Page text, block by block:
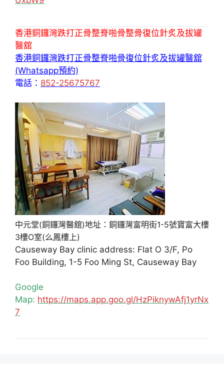
香港銅鑼灣跌打正骨整脊啪骨整骨復位針炙及拔罐
醫舘
香港銅鑼灣跌打正骨整脊啪骨復位針炙及拔罐醫舘
(Whatsapp預約)
電話： 852-25675767
中元堂(銅鑼灣醫舘)地址：銅鑼灣富明街1-5號寶富大樓
3樓O室(么鳳樓上)
Causeway Bay clinic address: Flat O 3/F, Po
Foo Building, 1-5 Foo Ming St, Causeway Bay
Google
Map: https://maps.app.goo.gl/HzPiknywAfj1yrNx
7